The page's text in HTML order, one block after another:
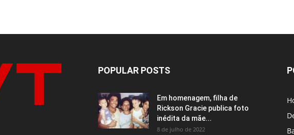
POPULAR POSTS
Em homenagem, filha de
Rickson Gracie publica foto
inédita da mãe...
8 de julho de 2022